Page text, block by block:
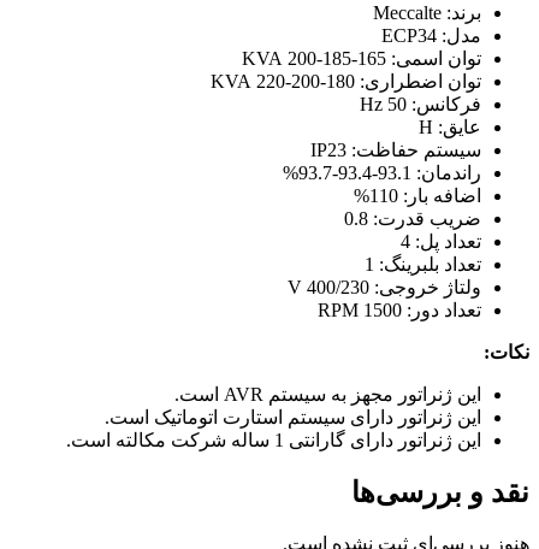
برند: Meccalte
مدل: ECP34
توان اسمی: 165-185-200 KVA
توان اضطراری: 180-200-220 KVA
فرکانس: 50 Hz
عایق: H
سیستم حفاظت: IP23
راندمان: 93.1-93.4-93.7%
اضافه بار: 110%
ضریب قدرت: 0.8
تعداد پل: 4
تعداد بلبرینگ: 1
ولتاژ خروجی: 400/230 V
تعداد دور: 1500 RPM
نکات:
این ژنراتور مجهز به سیستم AVR است.
این ژنراتور دارای سیستم استارت اتوماتیک است.
این ژنراتور دارای گارانتی 1 ساله شرکت مکالته است.
نقد و بررسی‌ها
هنوز بررسی‌ای ثبت نشده است.